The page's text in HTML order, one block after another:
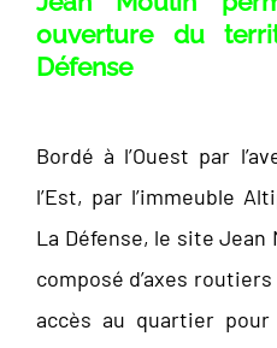
ouverture du
Défense
Bordé à l’Ouest par
l’Est, par l’immeuble
La Défense, le site
composé d’axes
accès au quartier